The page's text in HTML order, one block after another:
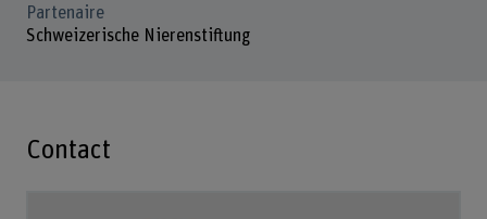
Partenaire
Schweizerische Nierenstiftung
Contact